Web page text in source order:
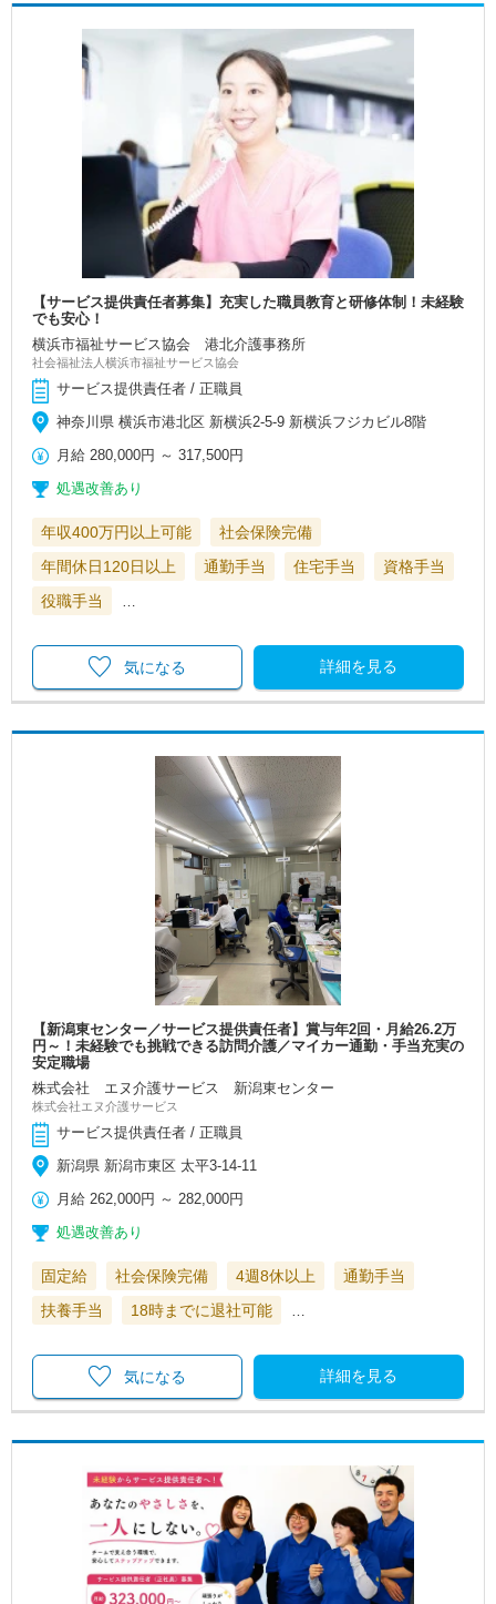
【サービス提供責任者募集】充実した職員教育と研修体制！未経験
でも安心！
横浜市福祉サービス協会 港北介護事務所
社会福祉法人横浜市福祉サービス協会
サービス提供責任者 / 正職員
神奈川県 横浜市港北区 新横浜2-5-9 新横浜フジカビル8階
月給 280,000円 ～317,500円
処遇改善あり
年収400万円以上可能
社会保険完備
年間休日120日以上
通勤手当 住宅手当
資格手当
役職手当
…
詳細を見る
気になる
【新潟東センター／サービス提供責任者】賞与年2回・月給26.2万
円～！未経験でも挑戦できる訪問介護／マイカー通勤・手当充実の
安定職場
株式会社 エヌ介護サービス 新潟東センター
株式会社エヌ介護サービス
サービス提供責任者 / 正職員
新潟県 新潟市東区 太平3-14-11
月給 262,000円 ～282,000円
処遇改善あり
固定給 社会保険完備 4週8休以上
通勤手当
扶養手当
18時までに退社可能 …
詳細を見る
気になる